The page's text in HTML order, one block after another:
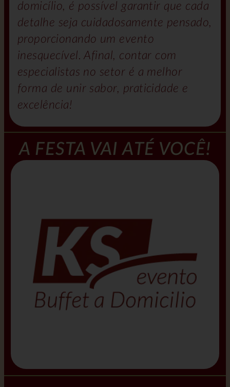
domicílio, é possível garantir que cada
detalhe seja cuidadosamente pensado,
proporcionando um evento
inesquecível. Afinal, contar com
especialistas no setor é a melhor
forma de unir sabor, praticidade e
excelência!
A FESTA VAI ATÉ VOCÊ!